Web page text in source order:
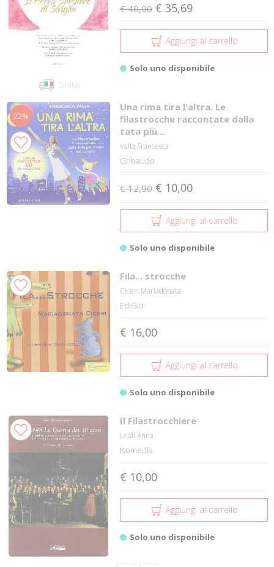
Gratis
€ 40,00 € 35,69
Aggiungi al carrello
Solo uno disponibile
22%
Una rima tira l'altra. Le
filastrocche raccontate dalla
tata più...
Valla Francesca
Gribaudo
€ 12,90 € 10,00
Aggiungi al carrello
Solo uno disponibile
Fila... strocche
Ciceri Mariadonata
EdiGiò
€ 16,00
Aggiungi al carrello
Solo uno disponibile
Il Filastrocchiere
Leali Anna
Isomedia
€ 10,00
Aggiungi al carrello
Solo uno disponibile